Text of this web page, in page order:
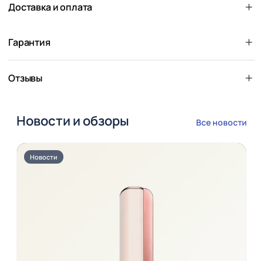
Доставка и оплата
Гарантия
Отзывы
Новости и обзоры Все новости
Новости